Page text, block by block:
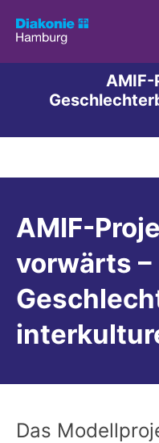
AMIF-
AMIF-
vorwärts –
Das